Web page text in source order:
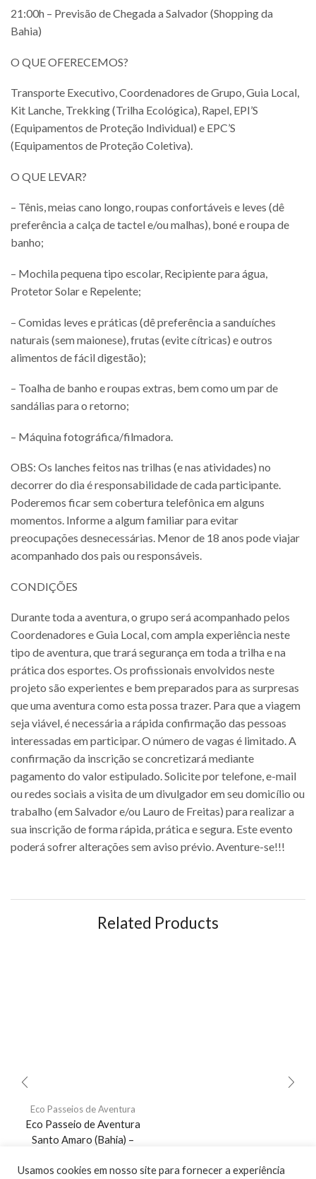
21:00h – Previsão de Chegada a Salvador (Shopping da
Bahia)
O QUE OFERECEMOS?
Transporte Executivo, Coordenadores de Grupo, Guia Local,
Kit Lanche, Trekking (Trilha Ecológica), Rapel, EPI’S
(Equipamentos de Proteção Individual) e EPC’S
(Equipamentos de Proteção Coletiva).
O QUE LEVAR?
– Tênis, meias cano longo, roupas confortáveis e leves (dê
preferência a calça de tactel e/ou malhas), boné e roupa de
banho;
– Mochila pequena tipo escolar, Recipiente para água,
Protetor Solar e Repelente;
– Comidas leves e práticas (dê preferência a sanduíches
naturais (sem maionese), frutas (evite cítricas) e outros
alimentos de fácil digestão);
– Toalha de banho e roupas extras, bem como um par de
sandálias para o retorno;
– Máquina fotográfica/filmadora.
OBS: Os lanches feitos nas trilhas (e nas atividades) no
decorrer do dia é responsabilidade de cada participante.
Poderemos ficar sem cobertura telefônica em alguns
momentos. Informe a algum familiar para evitar
preocupações desnecessárias. Menor de 18 anos pode viajar
acompanhado dos pais ou responsáveis.
CONDIÇÕES
Durante toda a aventura, o grupo será acompanhado pelos
Coordenadores e Guia Local, com ampla experiência neste
tipo de aventura, que trará segurança em toda a trilha e na
prática dos esportes. Os profissionais envolvidos neste
projeto são experientes e bem preparados para as surpresas
que uma aventura como esta possa trazer. Para que a viagem
seja viável, é necessária a rápida confirmação das pessoas
interessadas em participar. O número de vagas é limitado. A
confirmação da inscrição se concretizará mediante
pagamento do valor estipulado. Solicite por telefone, e-mail
ou redes sociais a visita de um divulgador em seu domicílio ou
trabalho (em Salvador e/ou Lauro de Freitas) para realizar a
sua inscrição de forma rápida, prática e segura. Este evento
poderá sofrer alterações sem aviso prévio. Aventure-se!!!
Related Products
Eco Passeios de Aventura
Eco Passeio de Aventura
Santo Amaro (Bahia) –
R$250,00–R$330,00
Usamos cookies em nosso site para fornecer a experiência